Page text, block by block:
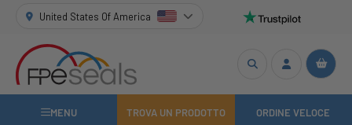
United States Of America
MENU TROVA UN PRODOTTO ORDINE VELOCE